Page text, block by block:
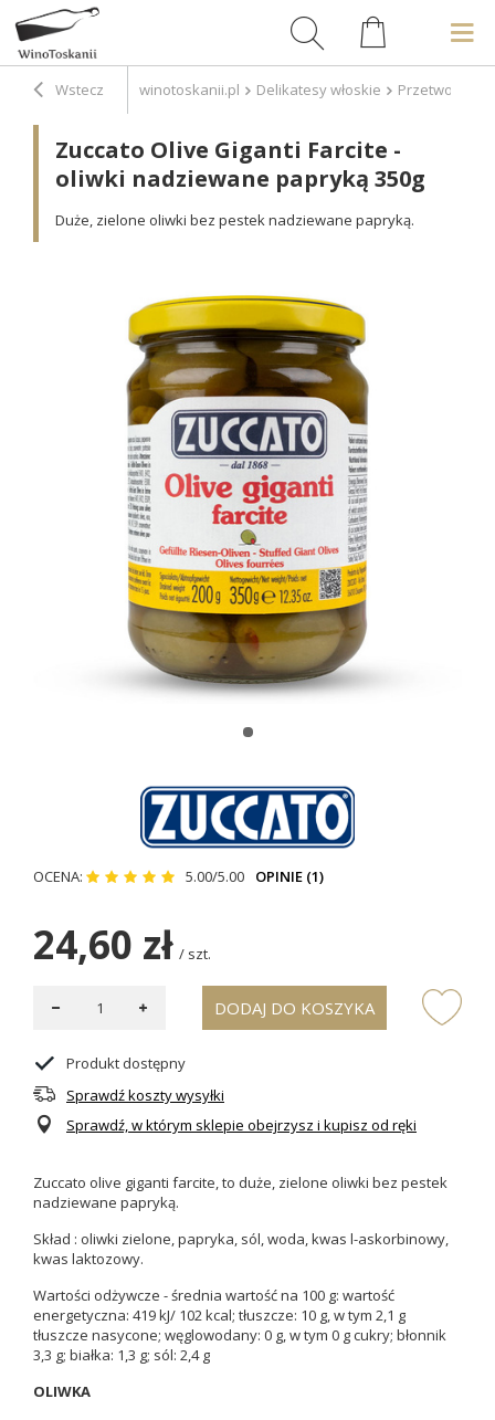
Wstecz winotoskanii.pl Delikatesy włoskie Przetwory
Zuccato Olive Giganti Farcite -
oliwki nadziewane papryką 350g
Duże, zielone oliwki bez pestek nadziewane papryką.
OCENA: 5.00/5.00 OPINIE (1)
24,60 zł / szt.
DODAJ DO KOSZYKA
Produkt dostępny
Sprawdź koszty wysyłki
Sprawdź, w którym sklepie obejrzysz i kupisz od ręki
Zuccato olive giganti farcite, to duże, zielone oliwki bez pestek
nadziewane papryką.
Skład : oliwki zielone, papryka, sól, woda, kwas l-askorbinowy,
kwas laktozowy.
Wartości odżywcze - średnia wartość na 100 g: wartość
energetyczna: 419 kJ/ 102 kcal; tłuszcze: 10 g, w tym 2,1 g
tłuszcze nasycone; węglowodany: 0 g, w tym 0 g cukry; błonnik
3,3 g; białka: 1,3 g; sól: 2,4 g
OLIWKA